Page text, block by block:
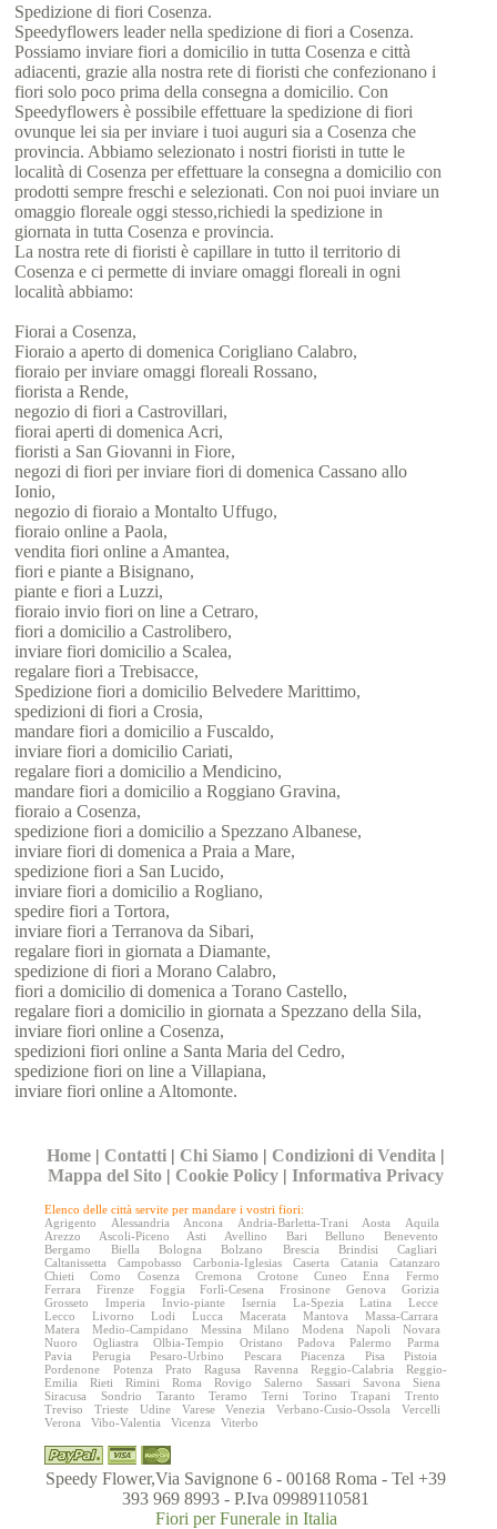
Spedizione di fiori Cosenza.
Speedyflowers leader nella spedizione di fiori a Cosenza.
Possiamo inviare fiori a domicilio in tutta Cosenza e città
adiacenti, grazie alla nostra rete di fioristi che confezionano i
fiori solo poco prima della consegna a domicilio. Con
Speedyflowers è possibile effettuare la spedizione di fiori
ovunque lei sia per inviare i tuoi auguri sia a Cosenza che
provincia. Abbiamo selezionato i nostri fioristi in tutte le
località di Cosenza per effettuare la consegna a domicilio con
prodotti sempre freschi e selezionati. Con noi puoi inviare un
omaggio floreale oggi stesso,richiedi la spedizione in
giornata in tutta Cosenza e provincia.
La nostra rete di fioristi è capillare in tutto il territorio di
Cosenza e ci permette di inviare omaggi floreali in ogni
località abbiamo:
Fiorai a Cosenza,
Fioraio a aperto di domenica Corigliano Calabro,
fioraio per inviare omaggi floreali Rossano,
fiorista a Rende,
negozio di fiori a Castrovillari,
fiorai aperti di domenica Acri,
fioristi a San Giovanni in Fiore,
negozi di fiori per inviare fiori di domenica Cassano allo
Ionio,
negozio di fioraio a Montalto Uffugo,
fioraio online a Paola,
vendita fiori online a Amantea,
fiori e piante a Bisignano,
piante e fiori a Luzzi,
fioraio invio fiori on line a Cetraro,
fiori a domicilio a Castrolibero,
inviare fiori domicilio a Scalea,
regalare fiori a Trebisacce,
Spedizione fiori a domicilio Belvedere Marittimo,
spedizioni di fiori a Crosia,
mandare fiori a domicilio a Fuscaldo,
inviare fiori a domicilio Cariati,
regalare fiori a domicilio a Mendicino,
mandare fiori a domicilio a Roggiano Gravina,
fioraio a Cosenza,
spedizione fiori a domicilio a Spezzano Albanese,
inviare fiori di domenica a Praia a Mare,
spedizione fiori a San Lucido,
inviare fiori a domicilio a Rogliano,
spedire fiori a Tortora,
inviare fiori a Terranova da Sibari,
regalare fiori in giornata a Diamante,
spedizione di fiori a Morano Calabro,
fiori a domicilio di domenica a Torano Castello,
regalare fiori a domicilio in giornata a Spezzano della Sila,
inviare fiori online a Cosenza,
spedizioni fiori online a Santa Maria del Cedro,
spedizione fiori on line a Villapiana,
inviare fiori online a Altomonte.
Home | Contatti | Chi Siamo | Condizioni di Vendita |
Mappa del Sito | Cookie Policy |Informativa Privacy
Elenco delle città servite per mandare i vostri fiori:
Agrigento
Alessandria Ancona Andria-Barletta-Trani Aosta
Aquila
Arezzo
Ascoli-Piceno Asti Avellino Bari Belluno
Benevento
Bergamo
Biella Bologna Bolzano Brescia Brindisi
Cagliari
Caltanissetta
Campobasso Carbonia-Iglesias Caserta Catania
Catanzaro
Chieti
Como Cosenza Cremona Crotone Cuneo Enna
Fermo
Ferrara
Firenze Foggia Forlì-Cesena Frosinone Genova
Gorizia
Grosseto
Imperia Invio-piante Isernia La-Spezia Latina
Lecce
Lecco
Livorno Lodi Lucca Macerata Mantova
Massa-Carrara
Matera
Medio-Campidano Messina Milano Modena Napoli
Novara
Nuoro
Ogliastra Olbia-Tempio Oristano Padova Palermo
Parma
Pavia
Perugia Pesaro-Urbino Pescara Piacenza Pisa
Pistoia
Pordenone
Potenza Prato Ragusa Ravenna Reggio-Calabria
Reggio-
Emilia
Rieti Rimini Roma Rovigo Salerno Sassari Savona
Siena
Siracusa
Sondrio Taranto Teramo Terni Torino Trapani
Trento
Treviso
Trieste Udine Varese Venezia Verbano-Cusio-Ossola
Vercelli
Verona
Vibo-Valentia Vicenza Viterbo
Speedy Flower,Via Savignone 6 - 00168 Roma - Tel +39
393 969 8993 - P.Iva 09989110581
Fiori per Funerale in Italia